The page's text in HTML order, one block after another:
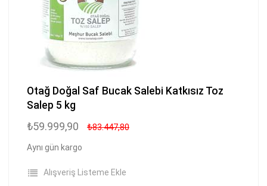
Otağ Doğal Saf Bucak Salebi Katkısız Toz
Salep 5 kg
₺59.999,90 ₺83.447,80
Aynı gün kargo
Alışveriş Listeme Ekle